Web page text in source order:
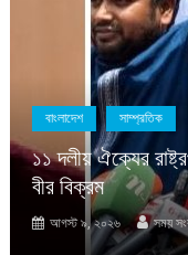
বাংলাদেশ সাম্প্রতিক
১১ দলীয় ঐক্যের
বীর বিক্রম
আগস্ট ৯, ২০২৬ সময়